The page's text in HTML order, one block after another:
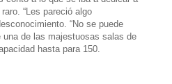
“Les pareció algo
“No se puede
una de las majestuosas salas de
hasta para 150.